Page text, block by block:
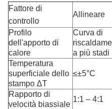
Fattore di
controllo
Allineare
Profilo
dell'apporto di
calore
Curva di
a più stadi
Temperatura
superficiale dello
stampo ΔT
≤±5°C
Rapporto di
velocità biassiale
1:1 – 4:1